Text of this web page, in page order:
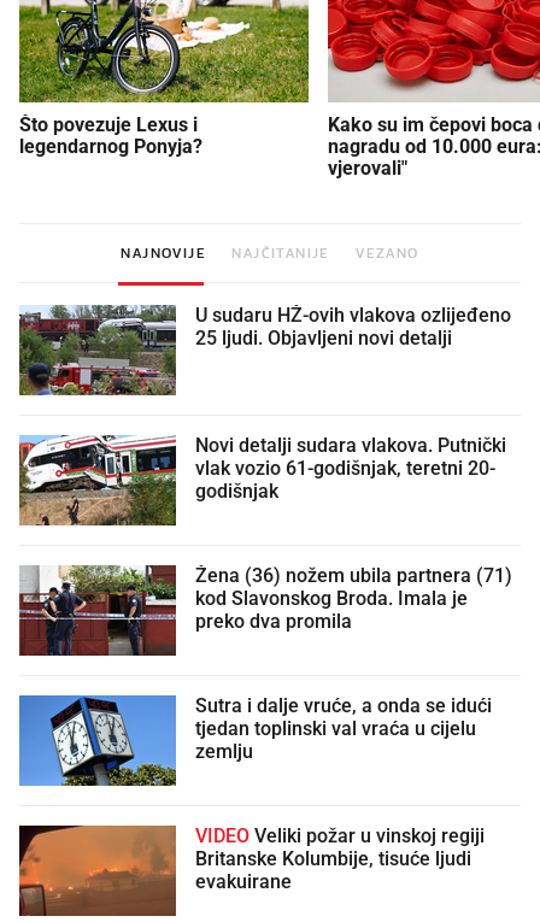
Što povezuje Lexus i
legendarnog Ponyja?
Kako su im čepovi boca
nagradu od 10.000
vjerovali"
NAJNOVIJE NAJČITANIJE VEZANO
U sudaru HŽ-ovih vlakova ozlijeđeno
25 ljudi. Objavljeni novi detalji
Novi detalji sudara vlakova. Putnički
vlak vozio 61-godišnjak, teretni 20-
godišnjak
Žena (36) nožem ubila partnera (71)
kod Slavonskog Broda. Imala je
preko dva promila
Sutra i dalje vruće, a onda se idući
tjedan toplinski val vraća u cijelu
zemlju
VIDEO
Britanske Kolumbije, tisuće ljudi
evakuirane